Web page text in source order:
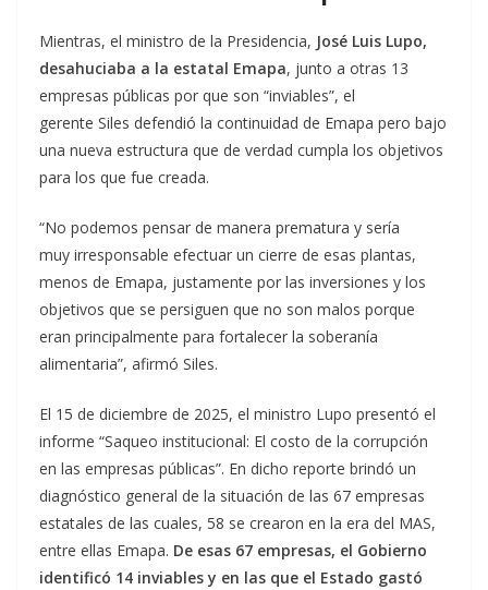
Mientras, el ministro de la Presidencia, José Luis Lupo,
desahuciaba a la estatal Emapa, junto a otras 13
empresas públicas por que son “inviables”, el
gerente Siles defendió la continuidad de Emapa pero bajo
una nueva estructura que de verdad cumpla los objetivos
para los que fue creada.
“No podemos pensar de manera prematura y sería
muy irresponsable efectuar un cierre de esas plantas,
menos de Emapa, justamente por las inversiones y los
objetivos que se persiguen que no son malos porque
eran principalmente para fortalecer la soberanía
alimentaria”, afirmó Siles.
El 15 de diciembre de 2025, el ministro Lupo presentó el
informe “Saqueo institucional: El costo de la corrupción
en las empresas públicas”. En dicho reporte brindó un
diagnóstico general de la situación de las 67 empresas
estatales de las cuales, 58 se crearon en la era del MAS,
entre ellas Emapa. De esas 67 empresas, el Gobierno
identificó 14 inviables y en las que el Estado gastó